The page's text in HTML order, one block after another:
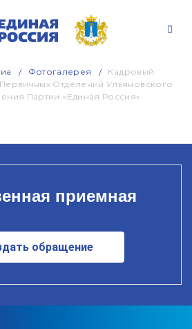
Фотогалерея
Кадровый
Отделений Ульяновского
Партии «Единая Россия»
приемная
обращение